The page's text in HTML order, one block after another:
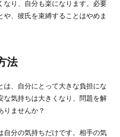
なり、自分も楽になります。必要
、彼氏を束縛することはやめま
法
は、自分にとって大きな負担にな
な気持ちは大きくなり、問題を解
りませんか？
自分の気持ちだけです。相手の気